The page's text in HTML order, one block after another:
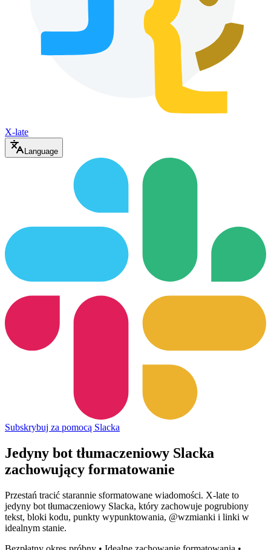
X-late
Language
Subskrybuj za pomocą Slacka
Jedyny bot tłumaczeniowy Slacka
zachowujący formatowanie
Przestań tracić starannie sformatowane wiadomości. X-late to
jedyny bot tłumaczeniowy Slacka, który zachowuje pogrubiony
tekst, bloki kodu, punkty wypunktowania, @wzmianki i linki w
idealnym stanie.